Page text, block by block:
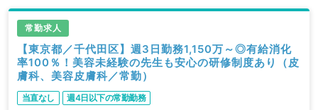
常勤求人
【東京都／千代田区】週3日勤務1,150万～◎有給消化
率100％！美容未経験の先生も安心の研修制度あり（皮
膚科、美容皮膚科／常勤）
当直なし 週4日以下の常勤勤務